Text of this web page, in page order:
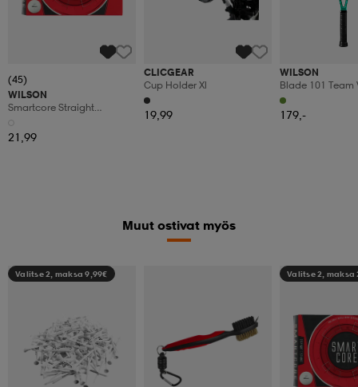
(45)
WILSON
Smartcore Straight
21,99
CLICGEAR
Cup Holder Xl
19,99
WILSON
Blade 101 Team
179,-
Muut ostivat myös
Valitse 2, maksa 9,99€ Valitse 2, maksa